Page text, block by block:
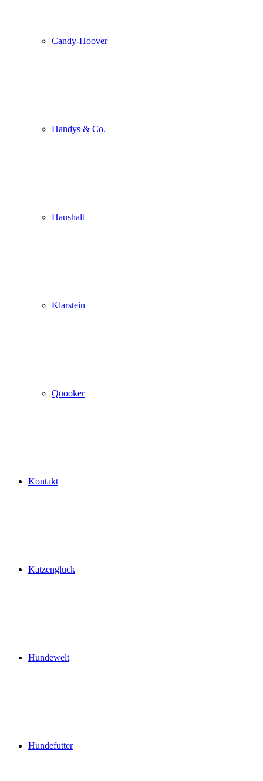
Candy-Hoover
Handys & Co.
Haushalt
Klarstein
Quooker
Kontakt
Katzenglück
Hundewelt
Hundefutter